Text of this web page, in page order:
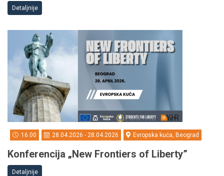
Detaljnije
16.00 28.04.2026 - 28.04.2026 Evropska kuća, Beograd
Konferencija „New Frontiers of Liberty”
Detaljnije